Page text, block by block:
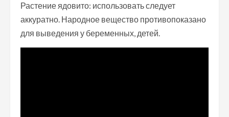
Растение ядовито: использовать следует
аккуратно. Народное вещество противопоказано
для выведения у беременных, детей.